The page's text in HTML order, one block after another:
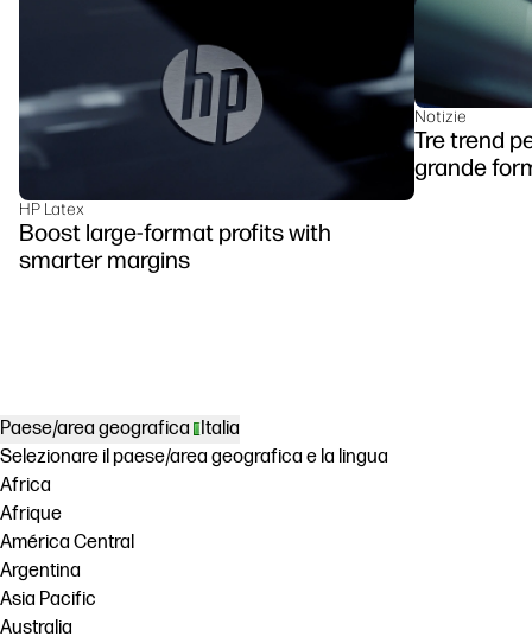
HP Latex
Boost large-format profits with
smarter margins
Notizie
Tre trend
grande
Paese/area geografica
Italia
Selezionare il paese/area geografica e la lingua
Africa
Afrique
América Central
Argentina
Asia Pacific
Australia